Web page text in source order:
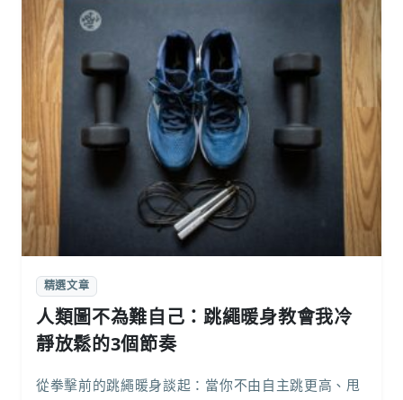
精選文章
人類圖不為難自己：跳繩暖身教會我冷
靜放鬆的3個節奏
從拳擊前的跳繩暖身談起：當你不由自主跳更高、甩